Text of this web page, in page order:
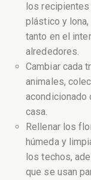
los
plástico y
tanto en el
alrededores.
Cambiar cada
animales,
acondicionado
casa.
Rellenar los
húmeda y
los techos,
que se usan